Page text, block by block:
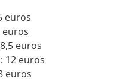
euros
euros
euros
12 euros
euros